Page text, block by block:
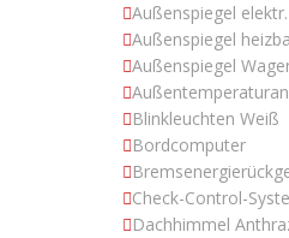
Außenspiegel
Außenspiegel
Außenspiegel
Blinkleuchten Weiß
Bordcomputer
Check-Control-
Dachhimmel